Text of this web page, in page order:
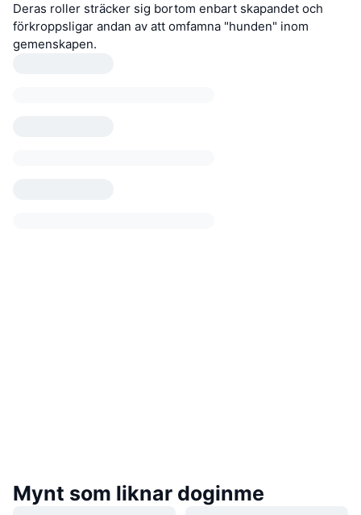
Deras roller sträcker sig bortom enbart skapandet och
förkroppsligar andan av att omfamna "hunden" inom
gemenskapen.
Mynt som liknar doginme